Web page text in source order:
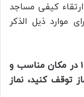
كيفی مساجد
موارد ذيل الذكر
1. نصب بنرهاي تبليغاتی حداقل به متراژ 2 × 1 در مكان مناسب و
توقف كنيد، نماز